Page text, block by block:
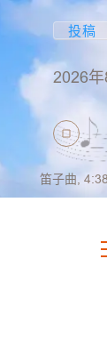
投稿
2026
笛子曲, 4:38